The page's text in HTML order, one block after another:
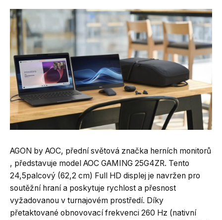
AGON by AOC, přední světová značka herních monitorů
, představuje model AOC GAMING 25G4ZR. Tento
24,5palcový (62,2 cm) Full HD displej je navržen pro
soutěžní hraní a poskytuje rychlost a přesnost
vyžadovanou v turnajovém prostředí. Díky
přetaktované obnovovací frekvenci 260 Hz (nativní